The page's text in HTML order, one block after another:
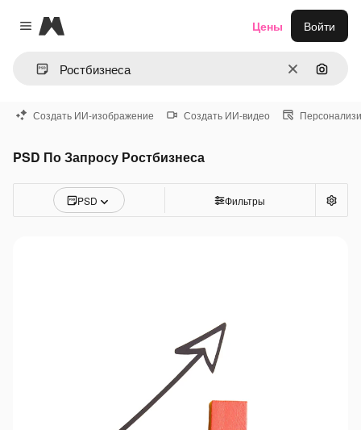
Close menu
Magnific
ОчиститьПоиск
Цены Войти
Создать ИИ-изображение Создать ИИ-видео
PSD По Запросу Ростбизнеса
PSD Фильтры